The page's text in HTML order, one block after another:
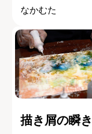
なかむた
描き屑の瞬き